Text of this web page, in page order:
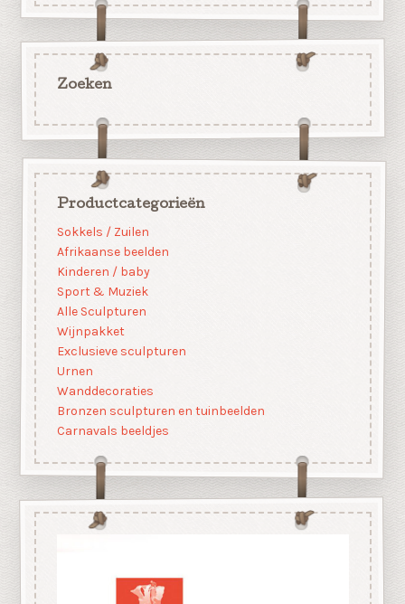
Zoeken
Productcategorieën
Sokkels / Zuilen
Afrikaanse beelden
Kinderen / baby
Sport & Muziek
Alle Sculpturen
Wijnpakket
Exclusieve sculpturen
Urnen
Wanddecoraties
Bronzen sculpturen en tuinbeelden
Carnavals beeldjes